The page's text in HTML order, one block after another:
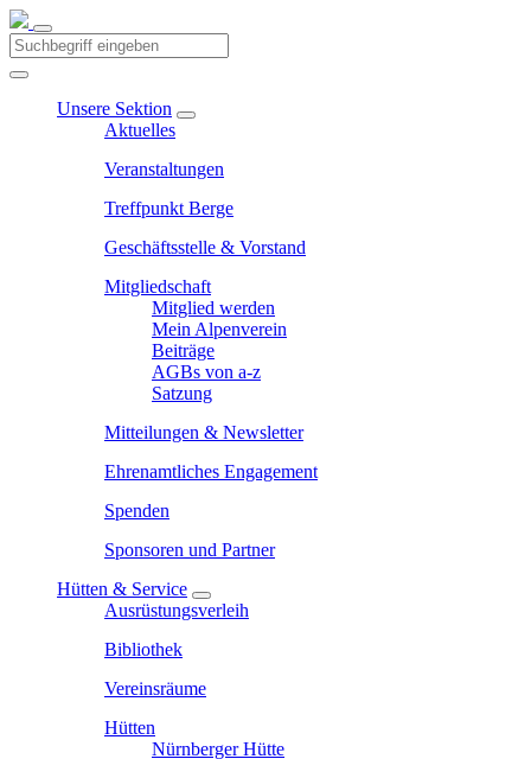
Unsere Sektion
Aktuelles
Veranstaltungen
Treffpunkt Berge
Geschäftsstelle & Vorstand
Mitgliedschaft
Mitglied werden
Mein Alpenverein
Beiträge
AGBs von a-z
Satzung
Mitteilungen & Newsletter
Ehrenamtliches Engagement
Spenden
Sponsoren und Partner
Hütten & Service
Ausrüstungsverleih
Bibliothek
Vereinsräume
Hütten
Nürnberger Hütte